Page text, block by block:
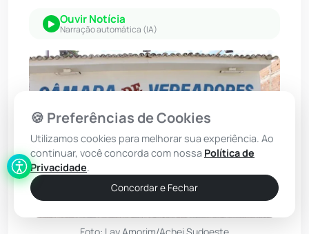
Ouvir Notícia
Narração automática (IA)
🍪 Preferências de Cookies
Utilizamos cookies para melhorar sua experiência. Ao
continuar, você concorda com nossa Política de
Privacidade.
Concordar e Fechar